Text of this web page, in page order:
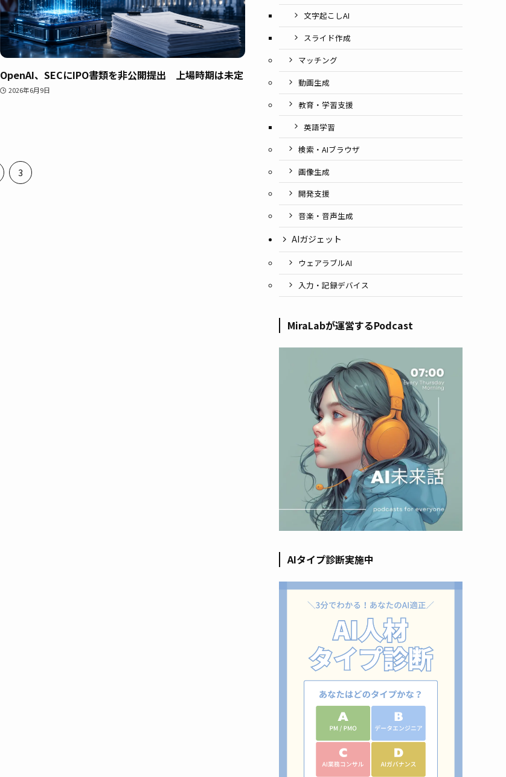
OpenAI、SECにIPO書類を非公開提出 上場時期は未定
2026年6月9日
3
文字起こしAI
スライド作成
マッチング
動画生成
教育・学習支援
英語学習
検索・AIブラウザ
画像生成
開発支援
音楽・音声生成
AIガジェット
ウェアラブルAI
入力・記録デバイス
MiraLabが運営するPodcast
AIタイプ診断実施中